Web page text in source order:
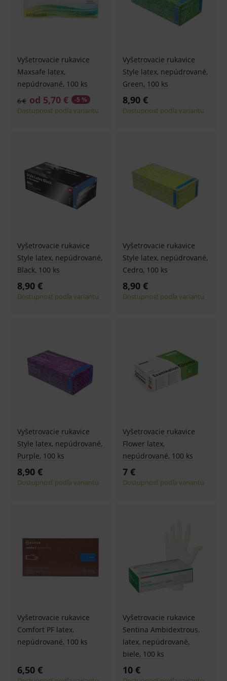
Vyšetrovacie rukavice
Maxsafe latex,
nepúdrované, 100 ks
od 5,70 €
6 € -5 %
Dostupnosť podľa variantu
Vyšetrovacie rukavice
Style latex, nepúdrované,
Green, 100 ks
8,90 €
Dostupnosť podľa variantu
Vyšetrovacie rukavice
Style latex, nepúdrované,
Black, 100 ks
8,90 €
Dostupnosť podľa variantu
Vyšetrovacie rukavice
Style latex, nepúdrované,
Cedro, 100 ks
8,90 €
Dostupnosť podľa variantu
Vyšetrovacie rukavice
Style latex, nepúdrované,
Purple, 100 ks
8,90 €
Dostupnosť podľa variantu
Vyšetrovacie rukavice
Flower latex,
nepúdrované, 100 ks
7 €
Dostupnosť podľa variantu
Vyšetrovacie rukavice
Comfort PF latex,
nepúdrované, 100 ks
6,50 €
Vyšetrovacie rukavice
Sentina Ambidextrous,
latex, nepúdrované,
biele, 100 ks
10 €